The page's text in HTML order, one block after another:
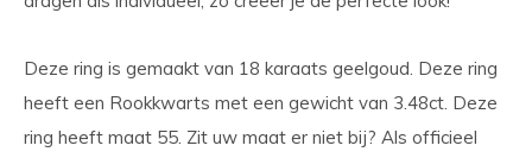
Deze ring is gemaakt van 18 karaats geelgoud. Deze ring
heeft een Rookkwarts met een gewicht van 3.48ct. Deze
ring heeft maat 55. Zit uw maat er niet bij? Als officieel